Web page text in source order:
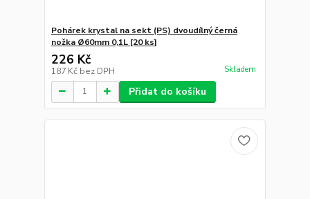
Pohárek krystal na sekt (PS) dvoudílný černá
nožka Ø60mm 0,1L [20 ks]
226 Kč
187 Kč bez DPH Skladem
Přidat do košíku